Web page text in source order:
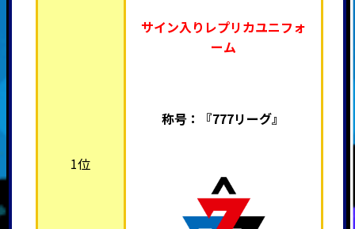
1位
サイン入りレプリカユニフォ
ーム
称号：『777リーグ』